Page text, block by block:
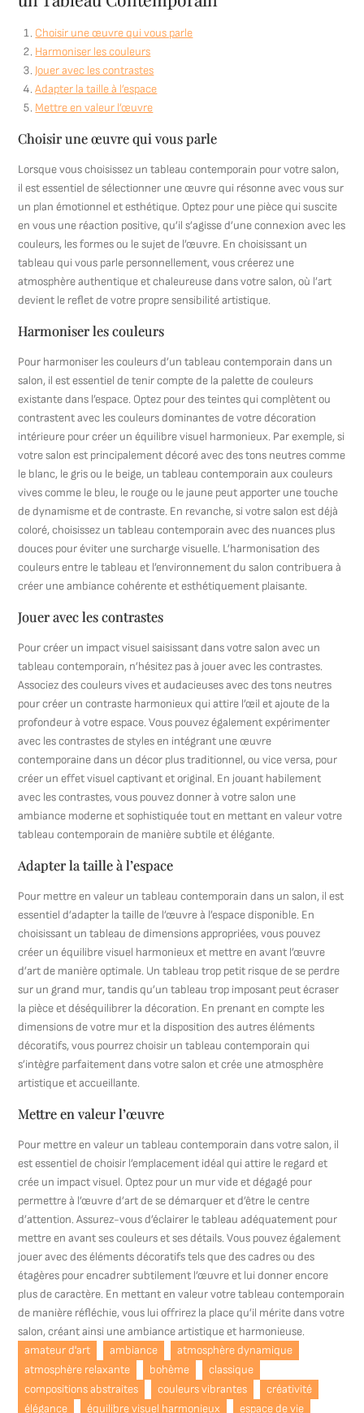
Choisir une œuvre qui vous parle
Harmoniser les couleurs
Jouer avec les contrastes
Adapter la taille à l’espace
Mettre en valeur l’œuvre
Choisir une œuvre qui vous parle
Lorsque vous choisissez un tableau contemporain pour votre salon,
il est essentiel de sélectionner une œuvre qui résonne avec vous sur
un plan émotionnel et esthétique. Optez pour une pièce qui suscite
en vous une réaction positive, qu’il s’agisse d’une connexion avec les
couleurs, les formes ou le sujet de l’œuvre. En choisissant un
tableau qui vous parle personnellement, vous créerez une
atmosphère authentique et chaleureuse dans votre salon, où l’art
devient le reflet de votre propre sensibilité artistique.
Harmoniser les couleurs
Pour harmoniser les couleurs d’un tableau contemporain dans un
salon, il est essentiel de tenir compte de la palette de couleurs
existante dans l’espace. Optez pour des teintes qui complètent ou
contrastent avec les couleurs dominantes de votre décoration
intérieure pour créer un équilibre visuel harmonieux. Par exemple, si
votre salon est principalement décoré avec des tons neutres comme
le blanc, le gris ou le beige, un tableau contemporain aux couleurs
vives comme le bleu, le rouge ou le jaune peut apporter une touche
de dynamisme et de contraste. En revanche, si votre salon est déjà
coloré, choisissez un tableau contemporain avec des nuances plus
douces pour éviter une surcharge visuelle. L’harmonisation des
couleurs entre le tableau et l’environnement du salon contribuera à
créer une ambiance cohérente et esthétiquement plaisante.
Jouer avec les contrastes
Pour créer un impact visuel saisissant dans votre salon avec un
tableau contemporain, n’hésitez pas à jouer avec les contrastes.
Associez des couleurs vives et audacieuses avec des tons neutres
pour créer un contraste harmonieux qui attire l’œil et ajoute de la
profondeur à votre espace. Vous pouvez également expérimenter
avec les contrastes de styles en intégrant une œuvre
contemporaine dans un décor plus traditionnel, ou vice versa, pour
créer un effet visuel captivant et original. En jouant habilement
avec les contrastes, vous pouvez donner à votre salon une
ambiance moderne et sophistiquée tout en mettant en valeur votre
tableau contemporain de manière subtile et élégante.
Adapter la taille à l’espace
Pour mettre en valeur un tableau contemporain dans un salon, il est
essentiel d’adapter la taille de l’œuvre à l’espace disponible. En
choisissant un tableau de dimensions appropriées, vous pouvez
créer un équilibre visuel harmonieux et mettre en avant l’œuvre
d’art de manière optimale. Un tableau trop petit risque de se perdre
sur un grand mur, tandis qu’un tableau trop imposant peut écraser
la pièce et déséquilibrer la décoration. En prenant en compte les
dimensions de votre mur et la disposition des autres éléments
décoratifs, vous pourrez choisir un tableau contemporain qui
s’intègre parfaitement dans votre salon et crée une atmosphère
artistique et accueillante.
Mettre en valeur l’œuvre
Pour mettre en valeur un tableau contemporain dans votre salon, il
est essentiel de choisir l’emplacement idéal qui attire le regard et
crée un impact visuel. Optez pour un mur vide et dégagé pour
permettre à l’œuvre d’art de se démarquer et d’être le centre
d’attention. Assurez-vous d’éclairer le tableau adéquatement pour
mettre en avant ses couleurs et ses détails. Vous pouvez également
jouer avec des éléments décoratifs tels que des cadres ou des
étagères pour encadrer subtilement l’œuvre et lui donner encore
plus de caractère. En mettant en valeur votre tableau contemporain
de manière réfléchie, vous lui offrirez la place qu’il mérite dans votre
salon, créant ainsi une ambiance artistique et harmonieuse.
amateur d'art
ambiance
atmosphère dynamique
atmosphère relaxante
bohème
classique
compositions abstraites
couleurs vibrantes
créativité
élégance
équilibre visuel harmonieux
espace de vie